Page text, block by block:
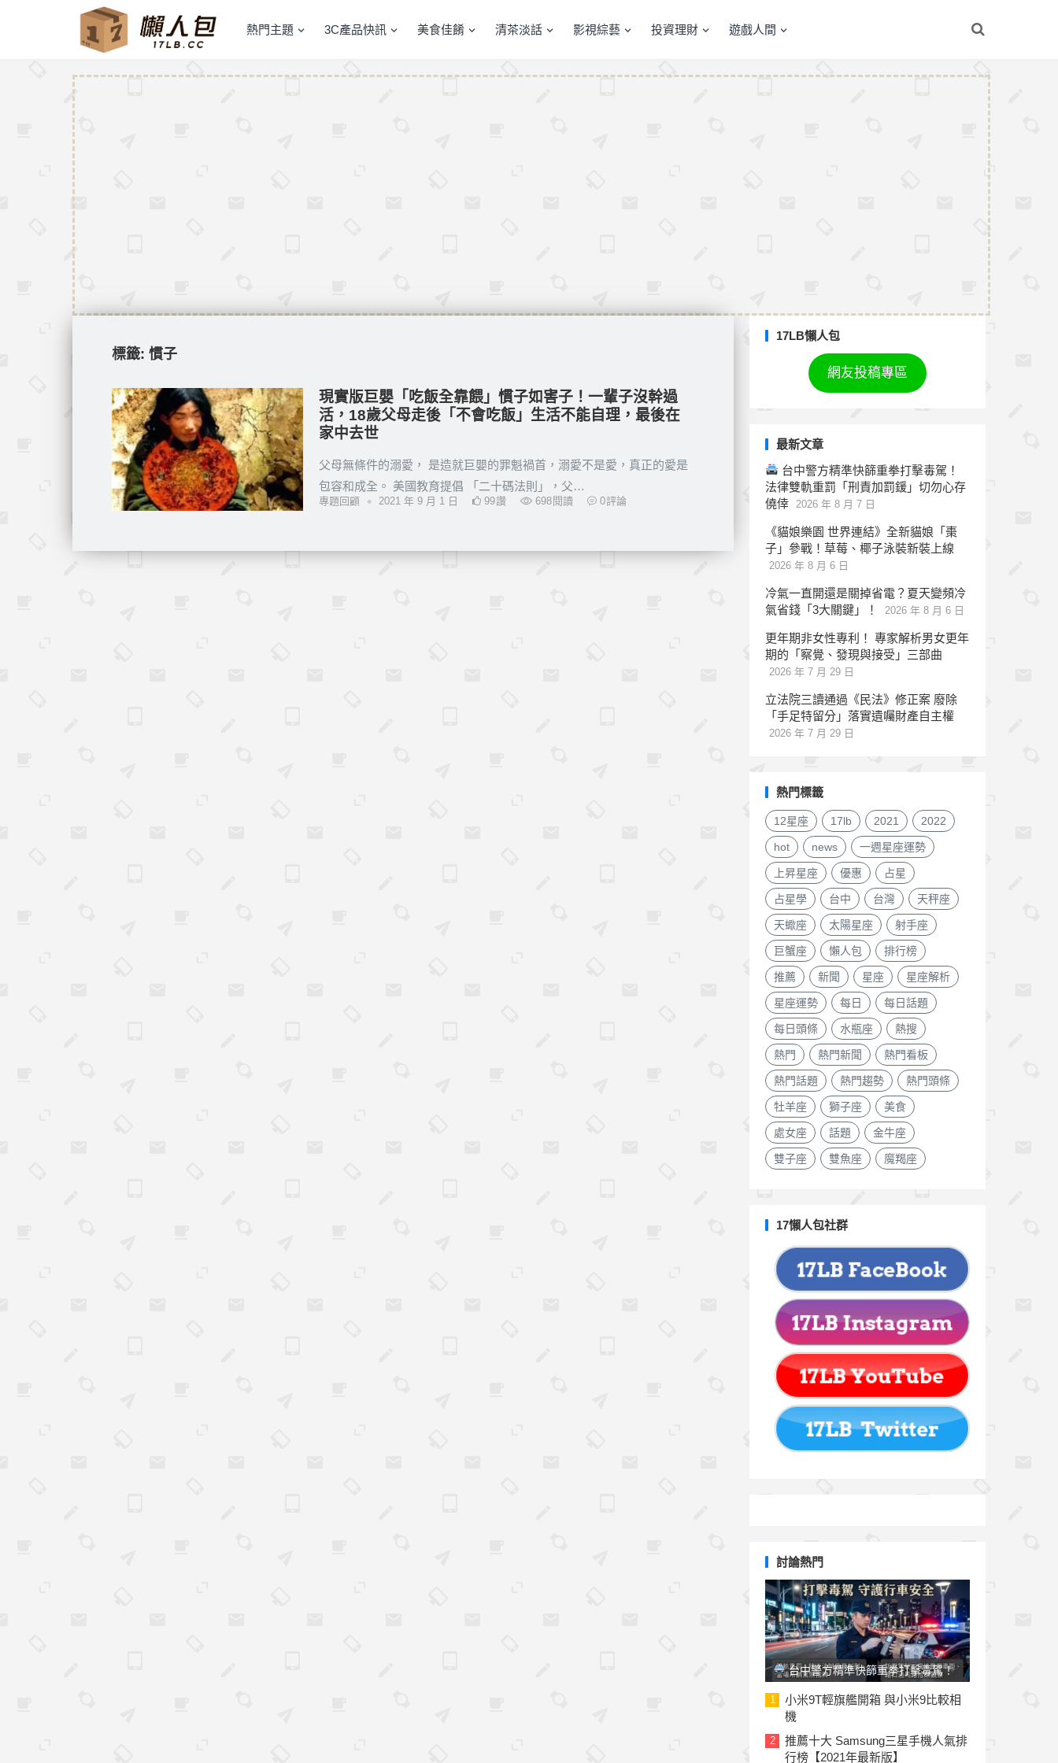
熱門主題 3C產品快訊 美食佳餚 清茶淡話 影視綜藝 投資理財 遊戲人間
標籤: 慣子
現實版巨嬰「吃飯全靠餵」慣子如害子！一輩子沒幹過
活，18歲父母走後「不會吃飯」生活不能自理，最後在
家中去世
父母無條件的溺愛， 是造就巨嬰的罪魁禍首，溺愛不是愛，真正的愛是
包容和成全。 美國教育提倡 「二十碼法則」，父…
專題回顧 • 2021 年 9 月 1 日 99讚 698 閱讀 0評論
17LB懶人包
網友投稿專區
最新文章
台中警方精準快篩重拳打擊毒駕！
法律雙軌重罰「刑責加罰鍰」切勿心存
僥倖
2026 年 8 月 7 日
《貓娘樂園 世界連結》全新貓娘「棗
子」參戰！草莓、椰子泳裝新裝上線
2026 年 8 月 6 日
冷氣一直開還是關掉省電？夏天變頻冷
氣省錢「3大關鍵」！
2026 年 8 月 6 日
更年期非女性專利！ 專家解析男女更年
期的「察覺、發現與接受」三部曲
2026 年 7 月 29 日
立法院三讀通過《民法》修正案 廢除
「手足特留分」落實遺囑財產自主權
2026 年 7 月 29 日
熱門標籤
12星座 17lb 2021 2022
hot news 一週星座運勢
上昇星座 優惠 占星
占星學 台中 台灣 天秤座
天蠍座 太陽星座 射手座
巨蟹座 懶人包 排行榜
推薦 新聞 星座 星座解析
星座運勢 每日 每日話題
每日頭條 水瓶座 熱搜
熱門 熱門新聞 熱門看板
熱門話題 熱門趨勢 熱門頭條
牡羊座 獅子座 美食
處女座 話題 金牛座
雙子座 雙魚座 魔羯座
17懶人包社群
討論熱門
台中警方精準快篩重拳打擊毒駕！
法律雙軌重罰「刑責加罰鍰」切勿心存
僥倖
1
小米9T輕旗艦開箱 與小米9比較相
機
2
推薦十大 Samsung三星手機人氣排
行榜【2021年最新版】